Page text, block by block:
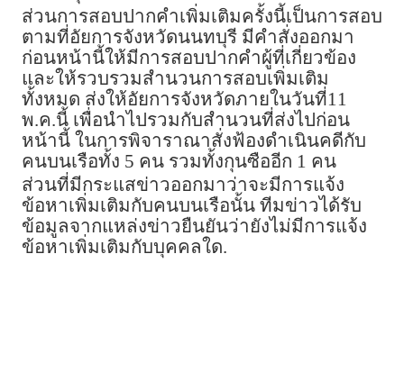
ส่วนการสอบปากคำเพิ่มเติมครั้งนี้เป็นการสอบ
ตามที่อัยการจังหวัดนนทบุรี มีคำสั่งออกมา
ก่อนหน้านี้ให้มีการสอบปากคำผู้ที่เกี่ยวข้อง
และให้รวบรวมสำนวนการสอบเพิ่มเติม
ทั้งหมด ส่งให้อัยการจังหวัดภายในวันที่11
พ.ค.นี้ เพื่อนำไปรวมกับสำนวนที่ส่งไปก่อน
หน้านี้ ในการพิจาราณาสั่งฟ้องดำเนินคดีกับ
คนบนเรือทั้ง 5 คน รวมทั้งกุนซืออีก 1 คน
ส่วนที่มีกระแสข่าวออกมาว่าจะมีการแจ้ง
ข้อหาเพิ่มเติมกับคนบนเรือนั้น ทีมข่าวได้รับ
ข้อมูลจากแหล่งข่าวยืนยันว่ายังไม่มีการแจ้ง
ข้อหาเพิ่มเติมกับบุคคลใด.